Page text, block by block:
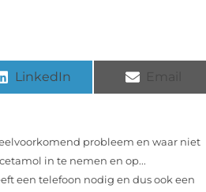
LinkedIn
probleem en waar niet
in te nemen en op...
een telefoon nodig en dus ook een